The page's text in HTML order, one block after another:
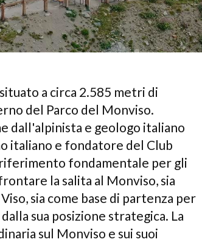
a circa 2.585 metri di
del Parco del Monviso.
dall'alpinista e geologo italiano
italiano e fondatore del Club
fondamentale per gli
la salita al Monviso, sia
sia come base di partenza per
sua posizione strategica. La
sul Monviso e sui suoi